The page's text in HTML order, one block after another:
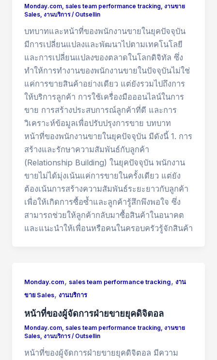
Monday.com, sales team performance tracking, งานขาย
Sales, งานบริการ/ Outsellin
บทบาทและหน้าที่ของพนักงานขายในยุคปัจจุบัน
มีการเปลี่ยนแปลงและพัฒนาไปตามเทคโนโลยี
และการเปลี่ยนแปลงของตลาดในโลกดิจิทัล ซึ่ง
ทำให้การทำงานของพนักงานขายในปัจจุบันไม่ใช่
แค่การขายสินค้าอย่างเดียว แต่ยังรวมไปถึงการ
ให้บริการลูกค้า การใช้เครื่องมือออนไลน์ในการ
ขาย การสร้างประสบการณ์ลูกค้าที่ดี และการ
วิเคราะห์ข้อมูลเพื่อปรับปรุงการขาย บทบาท
หน้าที่ของพนักงานขายในยุคปัจจุบัน มีดังนี้ 1. การ
สร้างและรักษาความสัมพันธ์กับลูกค้า
(Relationship Building) ในยุคปัจจุบัน พนักงาน
ขายไม่ได้มุ่งเน้นแค่การขายในครั้งเดียว แต่ยัง
ต้องเน้นการสร้างความสัมพันธ์ระยะยาวกับลูกค้า
เพื่อให้เกิดการซื้อซ้ำและลูกค้ารู้สึกพึงพอใจ ซึ่ง
สามารถช่วยให้ลูกค้ากลับมาซื้อสินค้าในอนาคต
และแนะนำให้เพื่อนหรือคนในครอบครัวรู้จักสินค้า
Monday.com, sales team performance tracking, งาน
ขาย Sales, งานบริการ
หน้าที่ของผู้จัดการฝ่ายขายยุคดิจิตอล
Monday.com, sales team performance tracking, งานขาย
Sales, งานบริการ/ Outsellin
หน้าที่ของผู้จัดการฝ่ายขายยุคดิจิตอล มีความ